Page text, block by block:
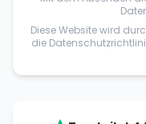
Diese Website wird
die